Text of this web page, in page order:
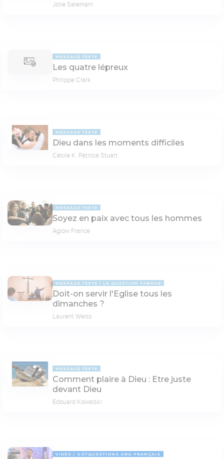
Jolie Selemani
MESSAGE TEXTE
Les quatre lépreux
Philippe Clark
MESSAGE TEXTE
Dieu dans les moments difficiles
Cécile K. Patricia Stuart
MESSAGE TEXTE
Soyez en paix avec tous les hommes
Aglow France
MESSAGE TEXTE LA QUESTION TABOUE
Doit-on servir l'Eglise tous les
dimanches ?
Laurent Weiss
MESSAGE TEXTE
Comment plaire à Dieu : Etre juste
devant Dieu
Edouard Kowalski
VIDÉO GOTQUESTIONS.ORG-FRANÇAIS